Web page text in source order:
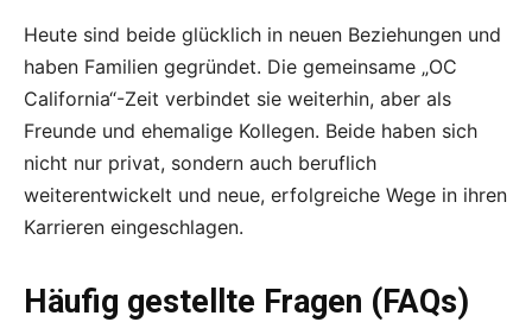
Heute sind beide glücklich in neuen Beziehungen und
haben Familien gegründet. Die gemeinsame „OC
California“-Zeit verbindet sie weiterhin, aber als
Freunde und ehemalige Kollegen. Beide haben sich
nicht nur privat, sondern auch beruflich
weiterentwickelt und neue, erfolgreiche Wege in ihren
Karrieren eingeschlagen.
Häufig gestellte Fragen (FAQs)